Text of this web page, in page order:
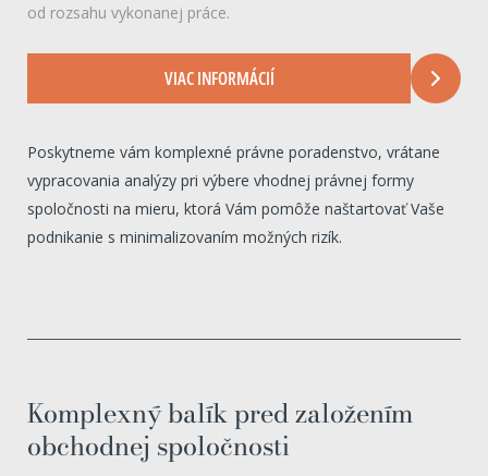
od rozsahu vykonanej práce.
VIAC INFORMÁCIÍ
Poskytneme vám komplexné právne poradenstvo, vrátane
vypracovania analýzy pri výbere vhodnej právnej formy
spoločnosti na mieru, ktorá Vám pomôže naštartovať Vaše
podnikanie s minimalizovaním možných rizík.
Komplexný balík pred založením
obchodnej spoločnosti